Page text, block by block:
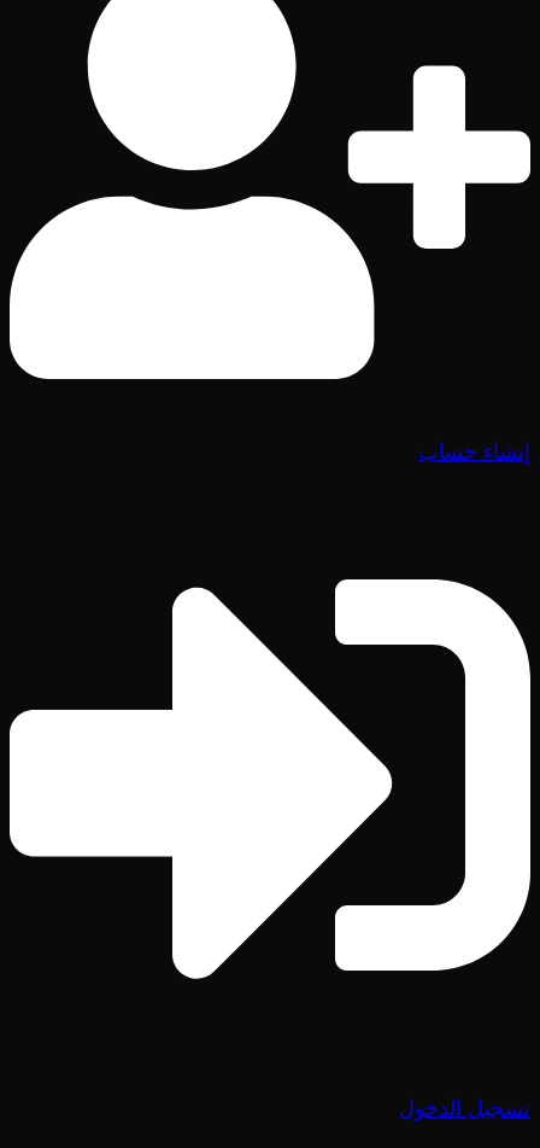
إنشاء حساب
تسجيل الدخول